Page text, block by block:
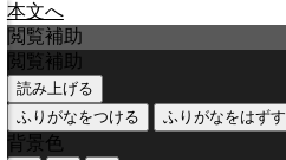
本文へ
閲覧補助
閲覧補助
読み上げる
ふりがなをつける
ふりがなをはずす
背景色